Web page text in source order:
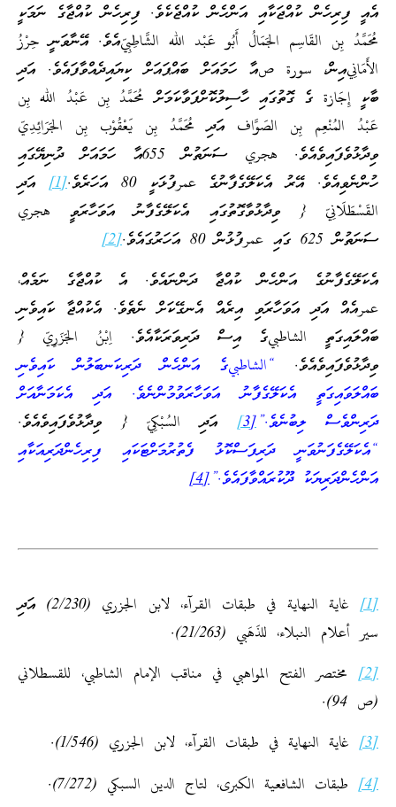
އެއީ ފިރިހެން ކުއްޖަކާއި އަންހެން ކުއްޖެކެވެ. ފިރިހެން ކުއްޖާގެ ނަމަކީ
مُحَمَّدُ بِن القَاسِم الجَمَالُ أَبُو عَبْد الله الشَّاطِبِيّއެވެ. އޭނާވަނީ حِرْزُ
الأَمَانِيއިން، سورة صއާ ހަމައަށް ބައްޕައަށް ކިޔައިދެއްވާފައެވެ. އަދި
ބާކީ إِجَازة ގެ ގޮތުގައި ހާސިލުކޮށްފަވާކަމަށް مُحَمَّدُ بِن عَبْدُ الله بِن
عَبْدُ المُنْعِم بِن الصَوَّاف އަދި مُحَمَّدُ بِن يَعْقُوْب بِن الجَرَائِدِيّ
ވިދާޅުވެފައިވެއެވެ. هجري ސަނަތުން 655އާ ހަމައަށް ދުނިޔޭގައި
ހުންނެވިއެވެ. އޭރު އެކަލޭގެފާނުގެ عمرފުޅަކީ 80 އަހަރެވެ.
[1]
އަދި
القَسْطَلَانِيّ { ވިދާޅުވާގޮތުގައި އެކަލޭގެފާނު އަވަހާރަވީ هجري
ސަނަތުން 625 ގައި عمرފުޅުން 80 އަހަރުގައެވެ.
[2]
އެކަލޭގެފާނުގެ އަންހެން ކުއްޖާ ދަންނައެވެ. އެ ކުއްޖާގެ ނަމެއް،
عمرއެއް އަދި އަވަހާރަވި އިރެއް އެނގޭކަށް ނެތެވެ. އެކުއްޖާ ކައިވެނި
ބައްލައިގަތީ الشاطبيގެ އިސް ދަރިވަރަކާއެވެ. اِبْنُ الجَزَرِيّ {
ވިދާޅުވެފައިވެއެވެ. “الشاطبيގެ އަންހެން ދަރިކަނބަލުން ކައިވެނި
ބައްލަވައިގަތީ އެކަލޭގެފާނު އަވަހާރަވުމުންނެވެ. އަދި އެކަމަނާއަށް
ދަރިންވެސް ލިބުނެވެ.”[3
] އަދި السُبْكِيّ { ވިދާޅުވެފައިވެއެވެ.
“އެކަލޭގެފަނުވަނީ ދަރިފަސްކޮޅު ފެތުރުމަށްޓަކައި ފިރިހެންދަރިއަކާއި
އަންހެންދަރިޔަކު ދޫކުރައްވާފައެވެ.”[4]
[1]
غاية النهاية في طبقات القرآء، لابن الجزري (2/230) އަދި
سير أعلام النبلاء، للذَهَبي (21/263).
[2]
مختصر الفتح المواهبي في مناقب الإمام الشاطبي، للقسطلاني
(ص 94).
[3]
غاية النهاية في طبقات القرآء، لابن الجزري (1/546).
[4]
طبقات الشافعية الكبرى، لتاج الدين السبكي (7/272).